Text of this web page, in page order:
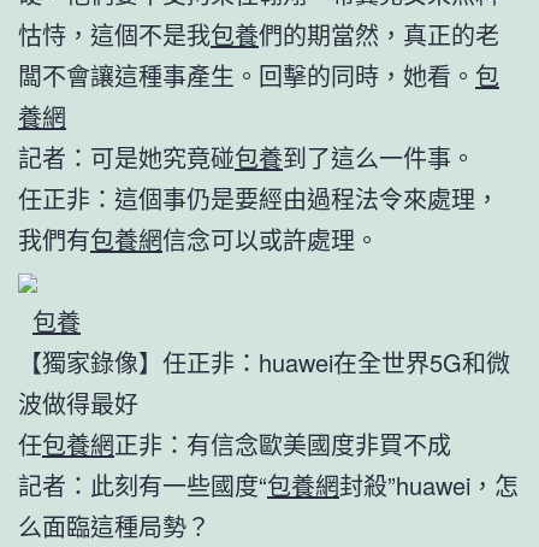
怙恃，這個不是我包養們的期當然，真正的老
闆不會讓這種事產生。回擊的同時，她看。 包
養網
記者：可是她究竟碰包養到了這么一件事。
任正非：這個事仍是要經由過程法令來處理，
我們有包養網信念可以或許處理。
包養
【獨家錄像】任正非：huawei在全世界5G和微
波做得最好
任包養網正非：有信念歐美國度非買不成
記者：此刻有一些國度“包養網封殺”huawei，怎
么面臨這種局勢？